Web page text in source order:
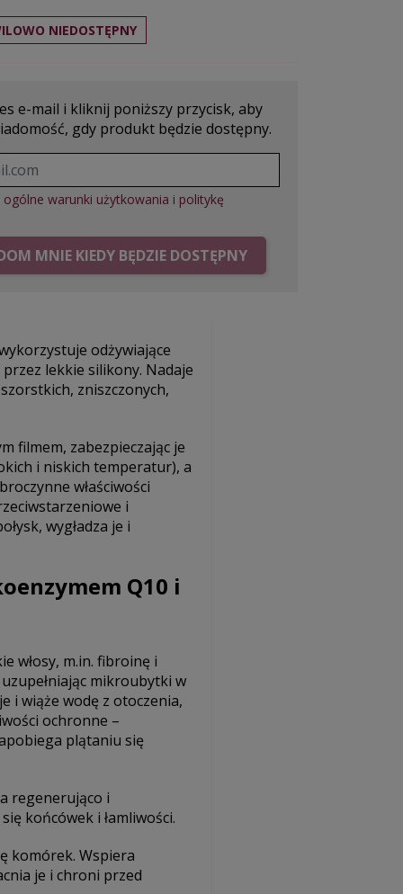
NIEDOSTĘPNY
e-mail i kliknij poniższy przycisk, aby
gdy produkt będzie dostępny.
ogólne warunki użytkowania i politykę
MNIE KIEDY BĘDZIE DOSTĘPNY
odżywiające
lekkie silikony. Nadaje
zniszczonych,
filmem, zabezpieczając je
i niskich temperatur), a
właściwości
i
wygładza je i
Q10 i
włosy, m.in. fibroinę i
mikroubytki w
i wiąże wodę z otoczenia,
ochronne –
plątaniu się
regenerująco i
końcówek i łamliwości.
komórek. Wspiera
je i chroni przed